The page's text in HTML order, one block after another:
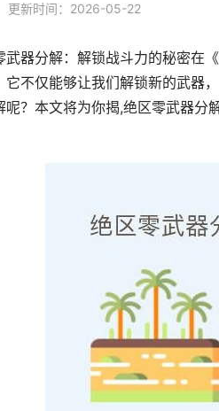
更新时间：2026-05-22
武器分解：解锁战斗力的秘密在
它不仅能够让我们解锁新的武器
呢？本文将为你揭,绝区零武器分